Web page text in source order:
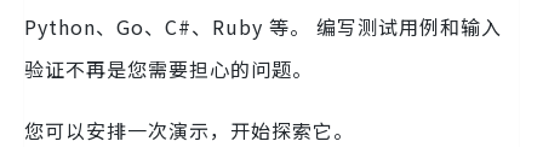
Python、Go、C#、Ruby 等。 编写测试用例和输入
验证不再是您需要担心的问题。
您可以安排一次演示，开始探索它。